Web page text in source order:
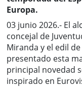
Europa.
03 junio 2026.- El
concejal de
Miranda y el edil
presentado esta
principal novedad
inspirado en